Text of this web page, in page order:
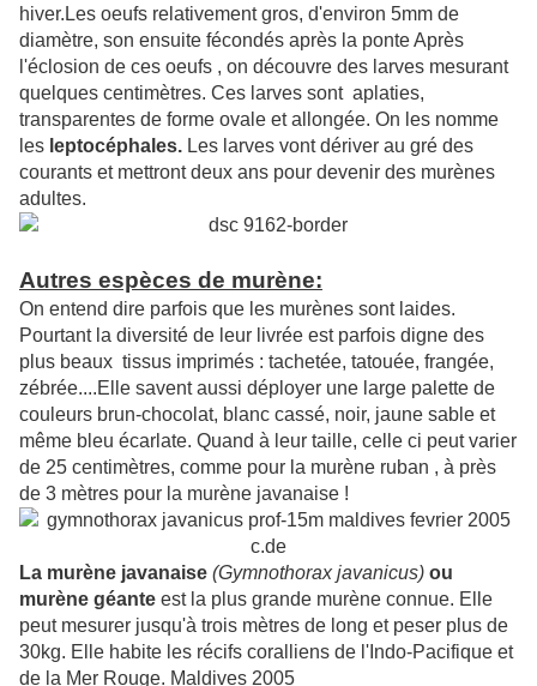
hiver.Les oeufs relativement gros, d'environ 5mm de
diamètre, son ensuite fécondés après la ponte Après
l'éclosion de ces oeufs , on découvre des larves mesurant
quelques centimètres. Ces larves sont aplaties,
transparentes de forme ovale et allongée. On les nomme
les leptocéphales. Les larves vont dériver au gré des
courants et mettront deux ans pour devenir des murènes
adultes.
Autres espèces de murène:
On entend dire parfois que les murènes sont laides.
Pourtant la diversité de leur livrée est parfois digne des
plus beaux tissus imprimés : tachetée, tatouée, frangée,
zébrée....Elle savent aussi déployer une large palette de
couleurs brun-chocolat, blanc cassé, noir, jaune sable et
même bleu écarlate. Quand à leur taille, celle ci peut varier
de 25 centimètres, comme pour la murène ruban , à près
de 3 mètres pour la murène javanaise !
La murène javanaise (Gymnothorax javanicus) ou
murène géante est la plus grande murène connue. Elle
peut mesurer jusqu'à trois mètres de long et peser plus de
30kg. Elle habite les récifs coralliens de l'Indo-Pacifique et
de la Mer Rouge. Maldives 2005